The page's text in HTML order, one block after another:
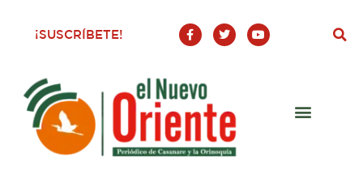
¡SUSCRÍBETE!
F
a
c
o
o
-
T
w
i
Y
o
u